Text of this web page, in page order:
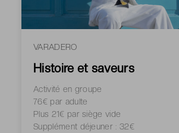
VARADERO
Histoire et saveurs
Activité en groupe
76€ par adulte
Plus 21€ par siège vide
Supplément déjeuner : 32€